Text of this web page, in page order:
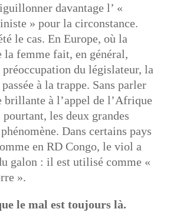
davantage l’ «
» pour la circonstance.
le cas. En Europe, où la
la femme fait, en général,
du législateur, la
à la trappe. Sans parler
brillante à l’appel de l’Afrique
les deux grandes
Dans certains pays
en RD Congo, le viol a
galon : il est utilisé comme «
».
le mal est toujours là.